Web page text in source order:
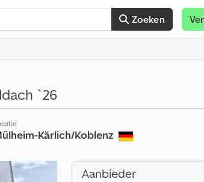
Zoeken
`26
Kärlich/Koblenz
Aanbieder